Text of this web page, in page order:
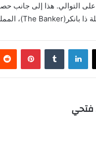
التوالي. هذا إلى جانب
The Banker)،
‫X لينكدإن
فتحي